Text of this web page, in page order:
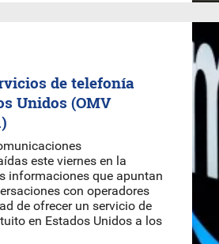
de telefonía
Unidos (OMV
este viernes en la
informaciones que apuntan
con operadores
de ofrecer un servicio de
en Estados Unidos a los